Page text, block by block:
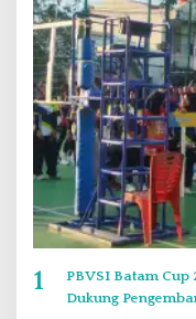
1
PBVSI Batam
Dukung